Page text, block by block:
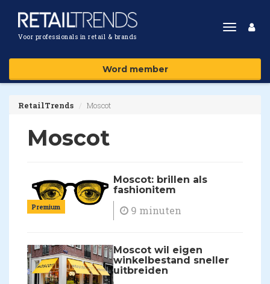
Voor professionals in retail & brands
Toggle
Word member
RetailTrends Moscot
Moscot
Premium
Moscot: brillen als
fashionitem
9 minuten
Moscot wil eigen
winkelbestand sneller
uitbreiden